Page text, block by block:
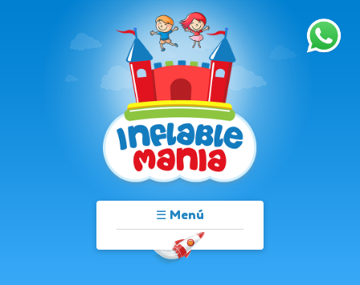
☰ Menú